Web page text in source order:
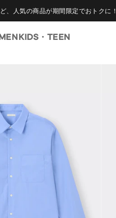
、人気の商品が期間限定でおトクに！
KIDS・TEEN